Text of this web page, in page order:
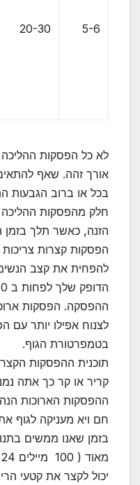
5-6
20-30
לא כל הפסקות
אורך זהה. שאף
בכל או ברוב הגבעות
חלק מהפסקות ההליכה
הזנה, כאשר תלך בזמן
הפסקות קצרות צריכות
ההפסקה. הפסקות
לצנוח אפילו יותר
בטמפרטורת הגוף.
תוכנית ההפסקות
קריר או קר כך אתה
ההפסקות הארוכות הנה
חם ויא מעניקה לגוף
בזמן שאנו ממשים